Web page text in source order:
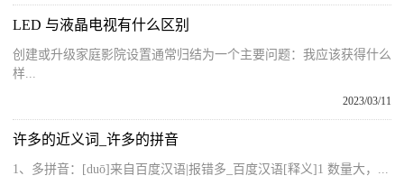
LED 与液晶电视有什么区别
创建或升级家庭影院设置通常归结为一个主要问题：我应该获得什么
样...
2023/03/11
许多的近义词_许多的拼音
1、多拼音：[duō]来自百度汉语|报错多_百度汉语[释义]1 数量大，...